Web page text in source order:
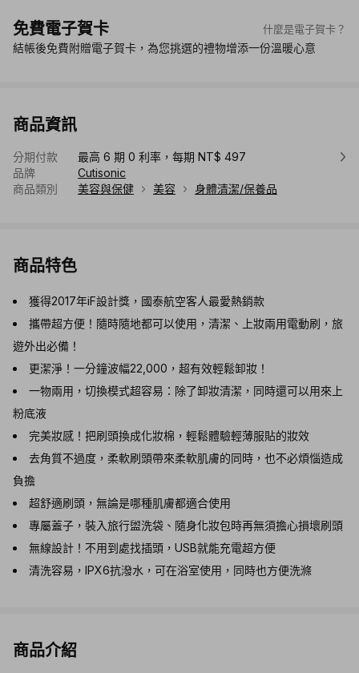
免費電子賀卡 什麼是電子賀卡？
結帳後免費附贈電子賀卡，為您挑選的禮物增添一份溫暖心意
商品資訊
分期付款
最高 6 期 0 利率，每期 NT$ 497
品牌
Cutisonic
商品類別
美容與保健 美容 身體清潔/保養品
商品特色
獲得2017年iF設計獎，國泰航空客人最愛熱銷款
攜帶超方便！隨時隨地都可以使用，清潔、上妝兩用電動刷，旅
遊外出必備！
更潔淨！一分鐘波幅22,000，超有效輕鬆卸妝！
一物兩用，切換模式超容易：除了卸妝清潔，同時還可以用來上
粉底液
完美妝感！把刷頭換成化妝棉，輕鬆體驗輕薄服貼的妝效
去角質不過度，柔軟刷頭帶來柔軟肌膚的同時，也不必煩惱造成
負擔
超舒適刷頭，無論是哪種肌膚都適合使用
專屬蓋子，裝入旅行盥洗袋、隨身化妝包時再無須擔心損壞刷頭
無線設計！不用到處找插頭，USB就能充電超方便
清洗容易，IPX6抗潑水，可在浴室使用，同時也方便洗滌
商品介紹